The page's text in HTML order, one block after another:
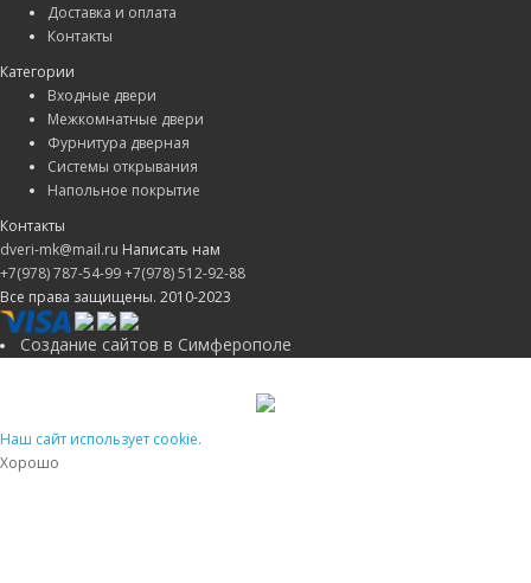
Доставка и оплата
Контакты
Категории
Входные двери
Межкомнатные двери
Фурнитура дверная
Системы открывания
Напольное покрытие
Контакты
dveri-mk@mail.ru Написать нам
+7(978) 787-54-99+7(978) 512-92-88
Все права защищены. 2010-2023
Создание сайтов в Симферополе
Наш сайт использует cookie.
Хорошо